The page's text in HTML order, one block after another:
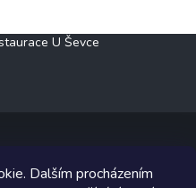
Dalším procházením
U Ševce
. Všechna práva vyhrazena.